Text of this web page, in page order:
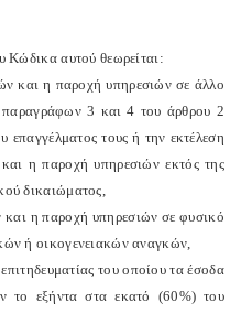
Κώδικα αυτού θεωρείται:
και η παροχή υπηρεσιών σε άλλο
3 και 4 του άρθρου 2
τους ή την εκτέλεση
η παροχή υπηρεσιών εκτός της
δικαιώματος,
η παροχή υπηρεσιών σε φυσικό
ή οικογενειακών αναγκών,
του οποίου τα έσοδα
το εξήντα στα εκατό (60%) του